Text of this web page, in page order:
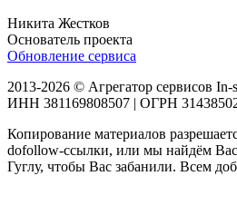
Никита Жестков
Основатель проекта
Обновление сервиса
2013-2026 © Агрегатор сервисов In-
ИНН 381169808507 | ОГРН
Копирование материалов
dofollow-ссылки, или мы найдём
Гуглу, чтобы Вас забанили. Всем